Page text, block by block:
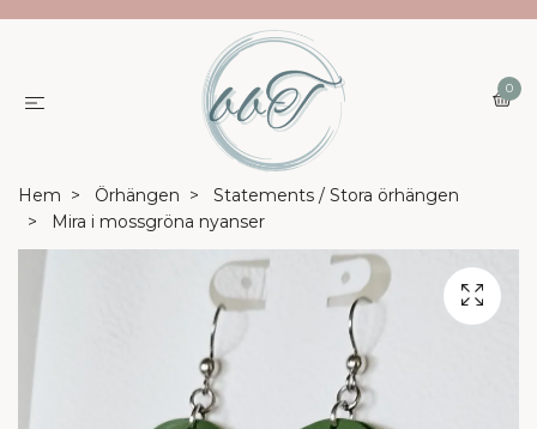
0
Hem Örhängen
Statements / Stora örhängen
Mira i mossgröna nyanser